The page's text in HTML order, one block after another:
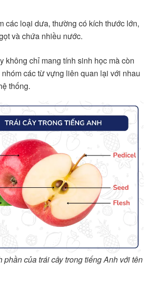
các loại dưa, thường có kích thước lớn,
và chứa nhiều nước.
không chỉ mang tính sinh học mà còn
các từ vựng liên quan lại với nhau
thống.
phần của trái cây trong tiếng Anh với tên